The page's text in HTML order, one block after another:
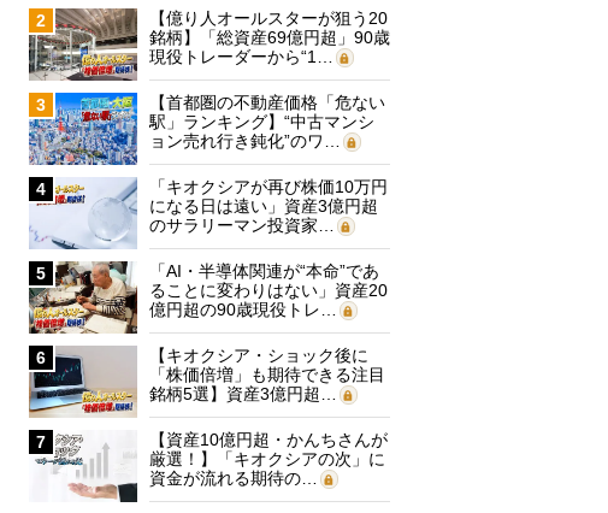
2
【億り人オールスターが狙う20
銘柄】「総資産69億円超」90歳
現役トレーダーから“1…
3
【首都圏の不動産価格「危ない
駅」ランキング】“中古マンシ
ョン売れ行き鈍化”のワ…
4
「キオクシアが再び株価10万円
になる日は遠い」資産3億円超
のサラリーマン投資家…
5
「AI・半導体関連が“本命”であ
ることに変わりはない」資産20
億円超の90歳現役トレ…
6
【キオクシア・ショック後に
「株価倍増」も期待できる注目
銘柄5選】資産3億円超…
7
【資産10億円超・かんちさんが
厳選！】「キオクシアの次」に
資金が流れる期待の…